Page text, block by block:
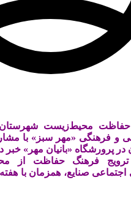
حفاظت محیط‌زیست
و فرهنگی «مهر سبز» با
در پرورشگاه «بانیان مهر» خبر
ترویج فرهنگ حفاظت از
صنایع، همزمان با